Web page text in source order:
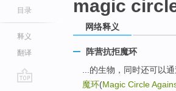
目录
释义
翻译
magic
网络释义
阵营抗拒魔环
...的生物，同时还可以
魔环(Magic Circle